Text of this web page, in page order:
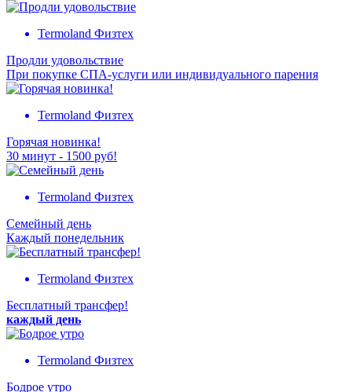
Termoland Физтех
Продли удовольствие
При покупке СПА-услуги или индивидуального парения
Termoland Физтех
Горячая новинка!
30 минут - 1500 руб!
Termoland Физтех
Семейный день
Каждый понедельник
Termoland Физтех
Бесплатный трансфер!
каждый день
Termoland Физтех
Бодрое утро